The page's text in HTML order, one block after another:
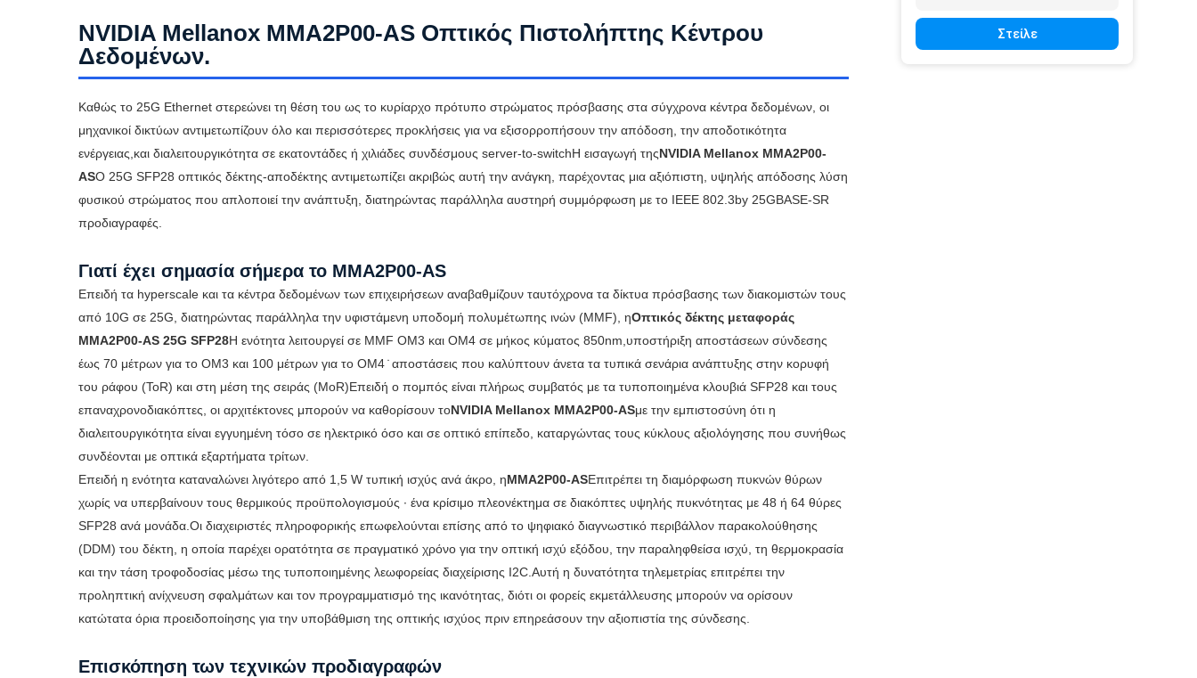
NVIDIA Mellanox MMA2P00-AS Οπτικός Πιστολήπτης Κέντρου
Δεδομένων.
Καθώς το 25G Ethernet στερεώνει τη θέση του ως το κυρίαρχο πρότυπο στρώματος πρόσβασης στα σύγχρονα κέντρα δεδομένων, οι
μηχανικοί δικτύων αντιμετωπίζουν όλο και περισσότερες προκλήσεις για να εξισορροπήσουν την απόδοση, την αποδοτικότητα
ενέργειας,και διαλειτουργικότητα σε εκατοντάδες ή χιλιάδες συνδέσμους server-to-switchΗ εισαγωγή τηςNVIDIA Mellanox MMA2P00-
ASΟ 25G SFP28 οπτικός δέκτης-αποδέκτης αντιμετωπίζει ακριβώς αυτή την ανάγκη, παρέχοντας μια αξιόπιστη, υψηλής απόδοσης λύση
φυσικού στρώματος που απλοποιεί την ανάπτυξη, διατηρώντας παράλληλα αυστηρή συμμόρφωση με το IEEE 802.3by 25GBASE-SR
προδιαγραφές.
Γιατί έχει σημασία σήμερα το MMA2P00-AS
Επειδή τα hyperscale και τα κέντρα δεδομένων των επιχειρήσεων αναβαθμίζουν ταυτόχρονα τα δίκτυα πρόσβασης των διακομιστών τους
από 10G σε 25G, διατηρώντας παράλληλα την υφιστάμενη υποδομή πολυμέτωπης ινών (MMF), ηΟπτικός δέκτης μεταφοράς
MMA2P00-AS 25G SFP28Η ενότητα λειτουργεί σε MMF OM3 και OM4 σε μήκος κύματος 850nm,υποστήριξη αποστάσεων σύνδεσης
έως 70 μέτρων για το OM3 και 100 μέτρων για το OM4 ̇ αποστάσεις που καλύπτουν άνετα τα τυπικά σενάρια ανάπτυξης στην κορυφή
του ράφου (ToR) και στη μέση της σειράς (MoR)Επειδή ο πομπός είναι πλήρως συμβατός με τα τυποποιημένα κλουβιά SFP28 και τους
επαναχρονοδιακόπτες, οι αρχιτέκτονες μπορούν να καθορίσουν τοNVIDIA Mellanox MMA2P00-ASμε την εμπιστοσύνη ότι η
διαλειτουργικότητα είναι εγγυημένη τόσο σε ηλεκτρικό όσο και σε οπτικό επίπεδο, καταργώντας τους κύκλους αξιολόγησης που συνήθως
συνδέονται με οπτικά εξαρτήματα τρίτων.
Επειδή η ενότητα καταναλώνει λιγότερο από 1,5 W τυπική ισχύς ανά άκρο, ηMMA2P00-ASΕπιτρέπει τη διαμόρφωση πυκνών θύρων
χωρίς να υπερβαίνουν τους θερμικούς προϋπολογισμούς ∙ ένα κρίσιμο πλεονέκτημα σε διακόπτες υψηλής πυκνότητας με 48 ή 64 θύρες
SFP28 ανά μονάδα.Οι διαχειριστές πληροφορικής επωφελούνται επίσης από το ψηφιακό διαγνωστικό περιβάλλον παρακολούθησης
(DDM) του δέκτη, η οποία παρέχει ορατότητα σε πραγματικό χρόνο για την οπτική ισχύ εξόδου, την παραληφθείσα ισχύ, τη θερμοκρασία
και την τάση τροφοδοσίας μέσω της τυποποιημένης λεωφορείας διαχείρισης I2C.Αυτή η δυνατότητα τηλεμετρίας επιτρέπει την
προληπτική ανίχνευση σφαλμάτων και τον προγραμματισμό της ικανότητας, διότι οι φορείς εκμετάλλευσης μπορούν να ορίσουν
κατώτατα όρια προειδοποίησης για την υποβάθμιση της οπτικής ισχύος πριν επηρεάσουν την αξιοπιστία της σύνδεσης.
Επισκόπηση των τεχνικών προδιαγραφών
Στείλε